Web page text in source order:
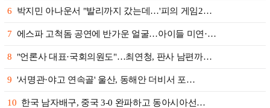
6 박지민 아나운서 "발리까지 갔는데…'피의 게임2…
7 에스파 고척돔 공연에 반가운 얼굴…아이들 미연·…
8 "언론사 대표·국회의원도"…최연청, 판사 남편까…
9 '서명관·야고 연속골' 울산, 동해안 더비서 포…
10 한국 남자배구, 중국 3-0 완파하고 동아시아선…